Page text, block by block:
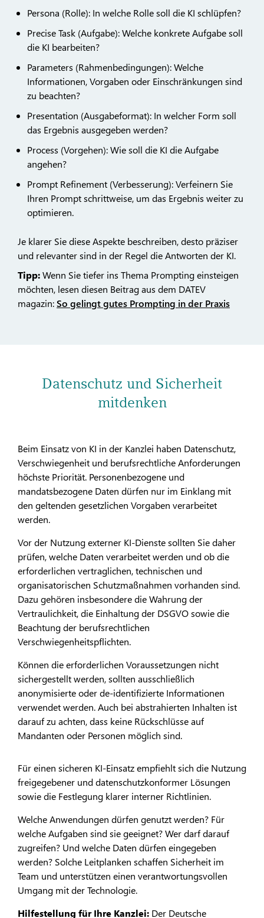
Persona (Rolle): In welche Rolle soll die KI schlüpfen?
Precise Task (Aufgabe): Welche konkrete Aufgabe soll
die KI bearbeiten?
Parameters (Rahmenbedingungen): Welche
Informationen, Vorgaben oder Einschränkungen sind
zu beachten?
Presentation (Ausgabeformat): In welcher Form soll
das Ergebnis ausgegeben werden?
Process (Vorgehen): Wie soll die KI die Aufgabe
angehen?
Prompt Refinement (Verbesserung): Verfeinern Sie
Ihren Prompt schrittweise, um das Ergebnis weiter zu
optimieren.
Je klarer Sie diese Aspekte beschreiben, desto präziser
und relevanter sind in der Regel die Antworten der KI.
Tipp:Wenn Sie tiefer ins Thema Prompting einsteigen
möchten, lesen diesen Beitrag aus dem DATEV
magazin:So gelingt gutes Prompting in der Praxis
Datenschutz und Sicherheit
mitdenken
Beim Einsatz von KI in der Kanzlei haben Datenschutz,
Verschwiegenheit und berufsrechtliche Anforderungen
höchste Priorität. Personenbezogene und
mandatsbezogene Daten dürfen nur im Einklang mit
den geltenden gesetzlichen Vorgaben verarbeitet
werden.
Vor der Nutzung externer KI-Dienste sollten Sie daher
prüfen, welche Daten verarbeitet werden und ob die
erforderlichen vertraglichen, technischen und
organisatorischen Schutzmaßnahmen vorhanden sind.
Dazu gehören insbesondere die Wahrung der
Vertraulichkeit, die Einhaltung der DSGVO sowie die
Beachtung der berufsrechtlichen
Verschwiegenheitspflichten.
Können die erforderlichen Voraussetzungen nicht
sichergestellt werden, sollten ausschließlich
anonymisierte oder de-identifizierte Informationen
verwendet werden. Auch bei abstrahierten Inhalten ist
darauf zu achten, dass keine Rückschlüsse auf
Mandanten oder Personen möglich sind.
Für einen sicheren KI-Einsatz empfiehlt sich die Nutzung
freigegebener und datenschutzkonformer Lösungen
sowie die Festlegung klarer interner Richtlinien.
Welche Anwendungen dürfen genutzt werden? Für
welche Aufgaben sind sie geeignet? Wer darf darauf
zugreifen? Und welche Daten dürfen eingegeben
werden? Solche Leitplanken schaffen Sicherheit im
Team und unterstützen einen verantwortungsvollen
Umgang mit der Technologie.
Hilfestellung für Ihre Kanzlei: Der Deutsche